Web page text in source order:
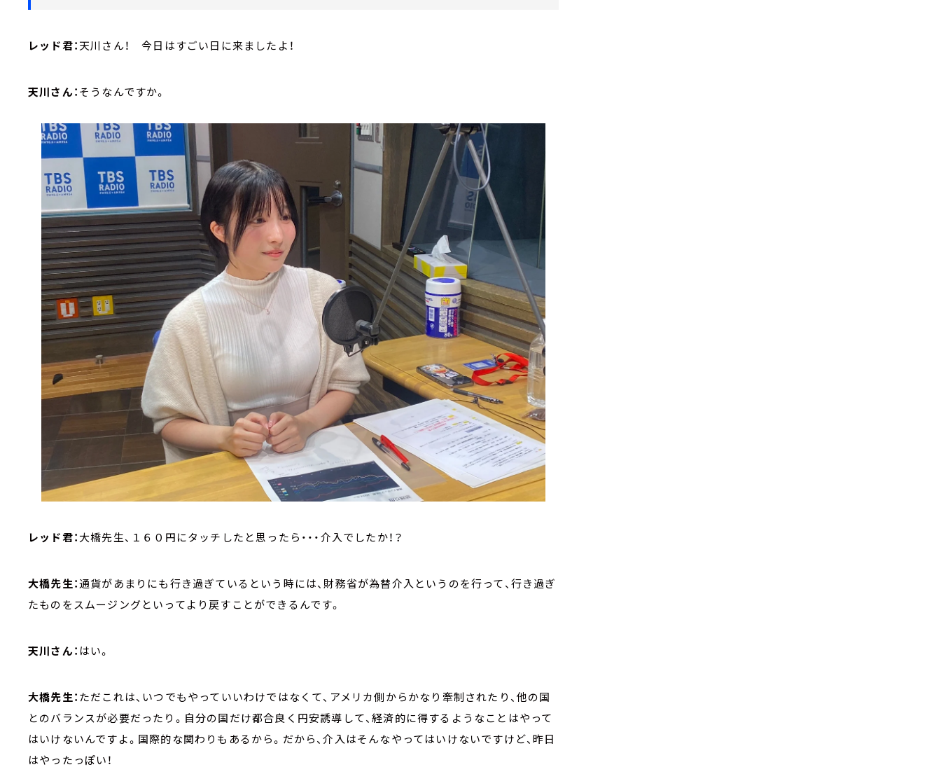
レッド君：天川さん！ 今日はすごい日に来ましたよ！
天川さん：そうなんですか。
レッド君：大橋先生、１６０円にタッチしたと思ったら・・・介入でしたか！？
大橋先生：通貨があまりにも行き過ぎているという時には、財務省が為替介入というのを行って、行き過ぎ
たものをスムージングといってより戻すことができるんです。
天川さん： はい。
大橋先生：ただこれは、いつでもやっていいわけではなくて、アメリカ側からかなり牽制されたり、他の国
とのバランスが必要だったり。自分の国だけ都合良く円安誘導して、経済的に得するようなことはやって
はいけないんですよ。国際的な関わりもあるから。だから、介入はそんなやってはいけないですけど、昨日
はやったっぽい！